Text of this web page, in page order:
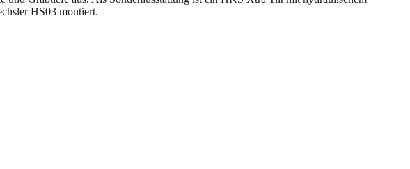
HS03 montiert.